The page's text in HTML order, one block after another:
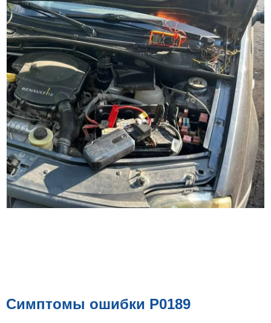
Симптомы ошибки P0189